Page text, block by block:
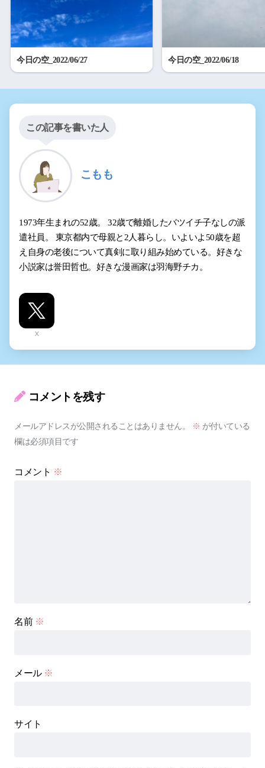
今日の空_2022/06/27 今日の空_2022/06/18
この記事を書いた人
こもも
1973年生まれの52歳。 32歳で離婚したバツイチ子なしの派
遣社員。 東京都内で母親と2人暮らし。いよいよ50歳を超
え自身の老後について真剣に取り組み始めている。好きな
小説家は誉田哲也。好きな漫画家は羽海野チカ。
X
コメントを残す
メールアドレスが公開されることはありません。 ※ が付いている
欄は必須項目です
コメント ※
名前 ※
メール ※
サイト